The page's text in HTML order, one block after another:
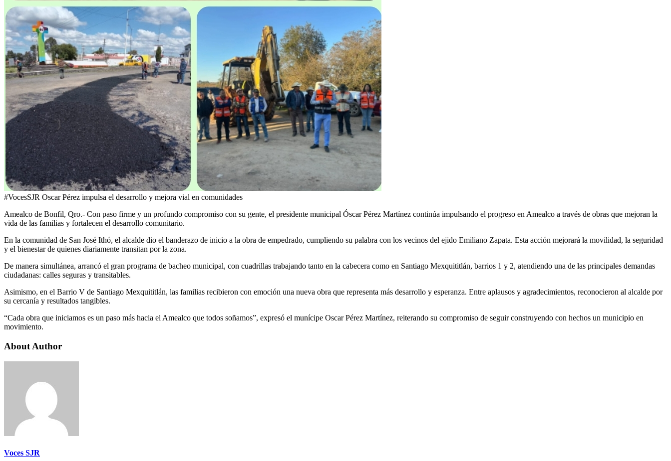
#VocesSJR Oscar Pérez impulsa el desarrollo y mejora vial en comunidades
Amealco de Bonfil, Qro.- Con paso firme y un profundo compromiso con su gente, el presidente municipal Óscar Pérez Martínez continúa impulsando el progreso en Amealco a través de obras que mejoran la
vida de las familias y fortalecen el desarrollo comunitario.
En la comunidad de San José Ithó, el alcalde dio el banderazo de inicio a la obra de empedrado, cumpliendo su palabra con los vecinos del ejido Emiliano Zapata. Esta acción mejorará la movilidad, la seguridad
y el bienestar de quienes diariamente transitan por la zona.
De manera simultánea, arrancó el gran programa de bacheo municipal, con cuadrillas trabajando tanto en la cabecera como en Santiago Mexquititlán, barrios 1 y 2, atendiendo una de las principales demandas
ciudadanas: calles seguras y transitables.
Asimismo, en el Barrio V de Santiago Mexquititlán, las familias recibieron con emoción una nueva obra que representa más desarrollo y esperanza. Entre aplausos y agradecimientos, reconocieron al alcalde por
su cercanía y resultados tangibles.
“Cada obra que iniciamos es un paso más hacia el Amealco que todos soñamos”, expresó el munícipe Oscar Pérez Martínez, reiterando su compromiso de seguir construyendo con hechos un municipio en
movimiento.
About Author
Voces SJR